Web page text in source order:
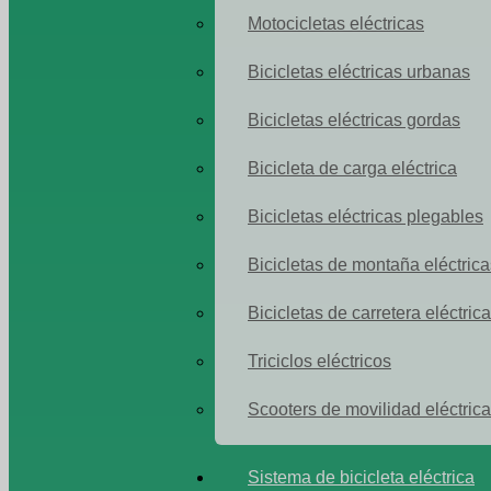
Motocicletas eléctricas
Bicicletas eléctricas urbanas
Bicicletas eléctricas gordas
Bicicleta de carga eléctrica
Bicicletas eléctricas plegables
Bicicletas de montaña
Bicicletas de carretera
Triciclos eléctricos
Scooters de movilidad eléctrica
Sistema de bicicleta eléctrica